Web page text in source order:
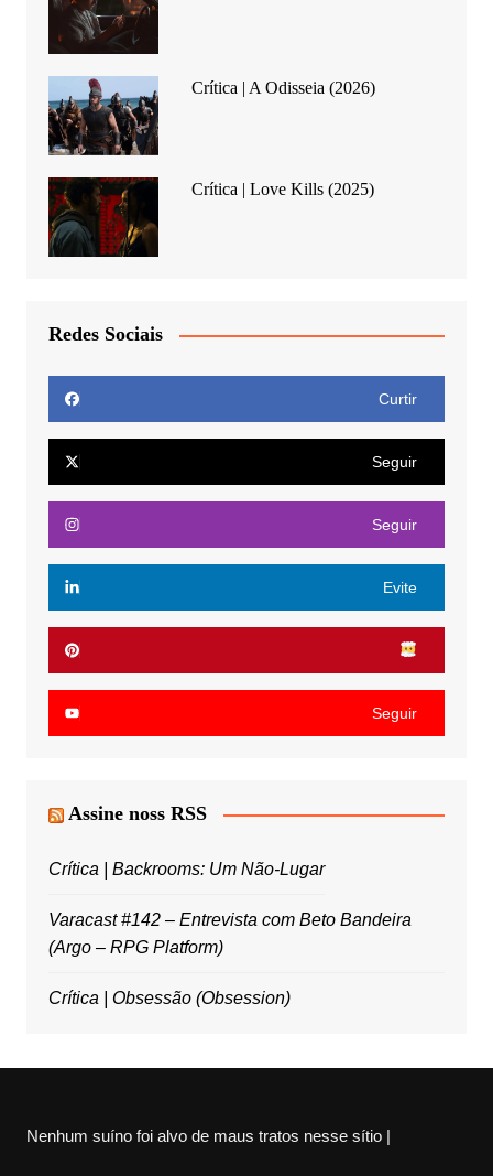
Crítica | A Odisseia (2026)
Crítica | Love Kills (2025)
Redes Sociais
Curtir
Seguir
Seguir
Evite
Seguir
Assine noss RSS
Crítica | Backrooms: Um Não-Lugar
Varacast #142 – Entrevista com Beto Bandeira
(Argo – RPG Platform)
Crítica | Obsessão (Obsession)
Nenhum suíno foi alvo de maus tratos nesse sítio |